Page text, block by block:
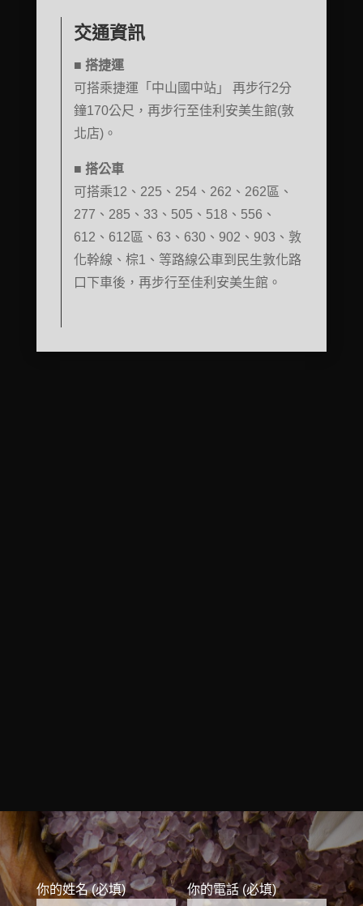
交通資訊
■ 搭捷運
可搭乘捷運「中山國中站」 再步行2分
鐘170公尺，再步行至佳利安美生館(敦
北店)。
■ 搭公車
可搭乘12、225、254、262、262區、
277、285、33、505、518、556、
612、612區、63、630、902、903、敦
化幹線、棕1、等路線公車到民生敦化路
口下車後，再步行至佳利安美生館。
你的姓名 (必填) 你的電話 (必填)